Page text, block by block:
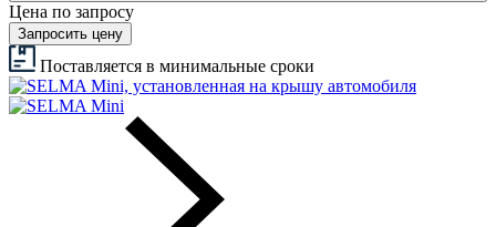
Цена по запросу
Запросить цену
Поставляется в минимальные сроки